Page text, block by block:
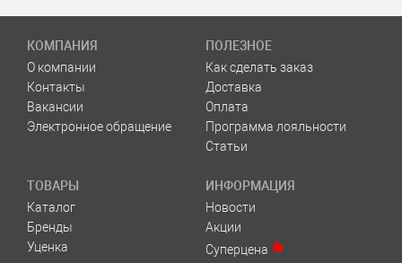
КОМПАНИЯ
О компании
Контакты
Вакансии
Электронное обращение
ПОЛЕЗНОЕ
Как сделать заказ
Доставка
Оплата
Программа лояльности
Статьи
ТОВАРЫ
Каталог
Бренды
Уценка
ИНФОРМАЦИЯ
Новости
Акции
Суперцена